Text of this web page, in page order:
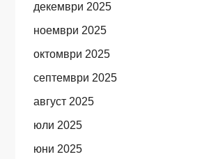
декември 2025
ноември 2025
октомври 2025
септември 2025
август 2025
юли 2025
юни 2025